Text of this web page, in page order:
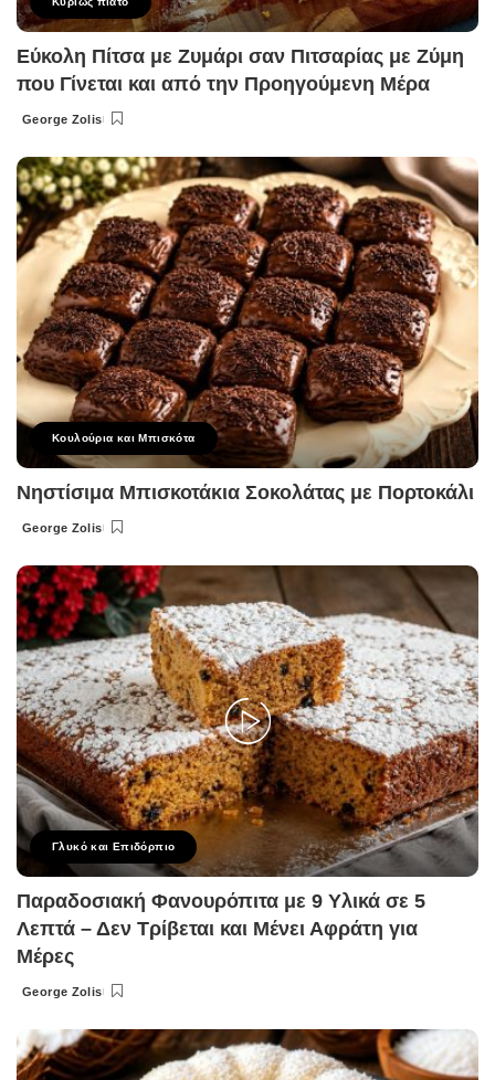
Εύκολη Πίτσα με Ζυμάρι σαν Πιτσαρίας με Ζύμη
που Γίνεται και από την Προηγούμενη Μέρα
Posted
George Zolis
Κουλούρια και Μπισκότα
Νηστίσιμα Μπισκοτάκια Σοκολάτας με Πορτοκάλι
Posted
George Zolis
Γλυκό και Επιδόρπιο
Παραδοσιακή Φανουρόπιτα με 9 Υλικά σε 5
Λεπτά – Δεν Τρίβεται και Μένει Αφράτη για
Μέρες
Posted
George Zolis